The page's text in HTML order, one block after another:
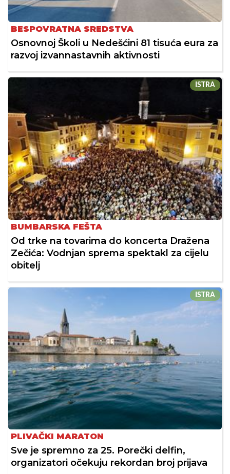
BESPOVRATNA SREDSTVA
Osnovnoj Školi u Nedešćini 81 tisuća eura za
razvoj izvannastavnih aktivnosti
ISTRA
BUMBARSKA FEŠTA
Od trke na tovarima do koncerta Dražena
Zečića: Vodnjan sprema spektakl za cijelu
obitelj
ISTRA
PLIVAČKI MARATON
Sve je spremno za 25. Porečki delfin,
organizatori očekuju rekordan broj prijava